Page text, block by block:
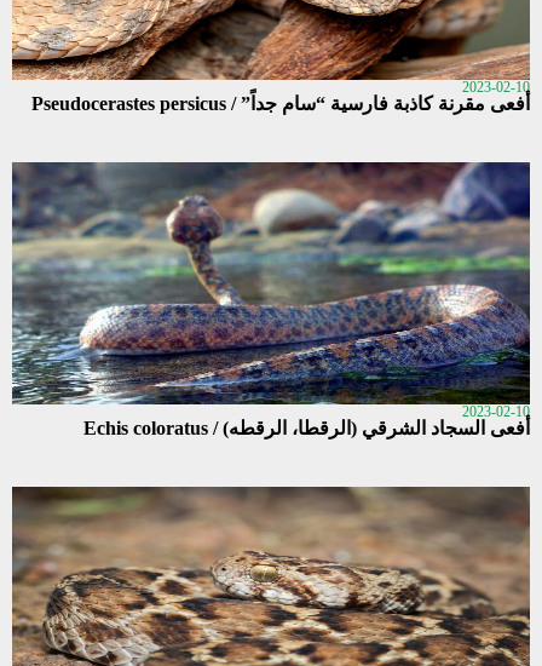
2023-02-10
أفعى مقرنة كاذبة فارسية “سام جداً” / Pseudocerastes persicus
2023-02-10
أفعى السجاد الشرقي (الرقطا، الرقطه) / Echis coloratus